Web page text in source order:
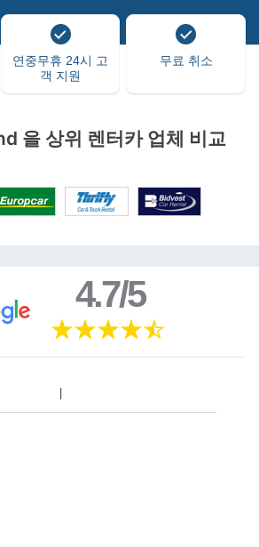
연중무휴 24시 고
객 지원
무료 취소
을 상위 렌터카 업체 비교
4.7/5